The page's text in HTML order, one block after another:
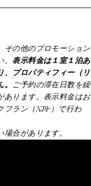
その他のプロモーション
。表示料金は１室１泊あ
、プロパティフィー（リ
ご予約の滞在日数を繰
あります。表示料金はお
フラン（XPF）で行わ
合があります。